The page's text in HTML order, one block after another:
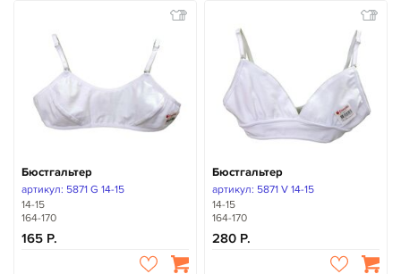
Бюстгальтер
артикул: 5871 G 14-15
14-15
164-170
165
Бюстгальтер
артикул: 5871 V 14-15
14-15
164-170
280